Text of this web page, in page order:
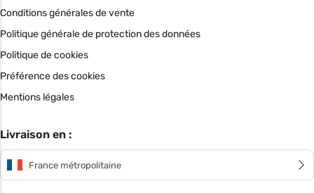
Conditions générales de vente
Politique générale de protection des données
Politique de cookies
Préférence des cookies
Mentions légales
Livraison en :
France métropolitaine